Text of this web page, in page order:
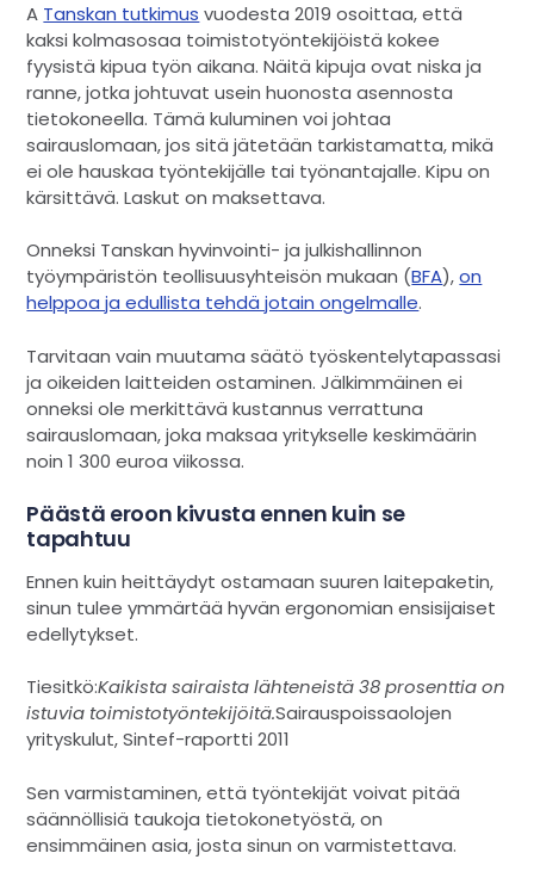
A Tanskan tutkimus vuodesta 2019 osoittaa, että
kaksi kolmasosaa toimistotyöntekijöistä kokee
fyysistä kipua työn aikana. Näitä kipuja ovat niska ja
ranne, jotka johtuvat usein huonosta asennosta
tietokoneella. Tämä kuluminen voi johtaa
sairauslomaan, jos sitä jätetään tarkistamatta, mikä
ei ole hauskaa työntekijälle tai työnantajalle. Kipu on
kärsittävä. Laskut on maksettava.
Onneksi Tanskan hyvinvointi- ja julkishallinnon
työympäristön teollisuusyhteisön mukaan (BFA),on
helppoa ja edullista tehdä jotain ongelmalle.
Tarvitaan vain muutama säätö työskentelytapassasi
ja oikeiden laitteiden ostaminen. Jälkimmäinen ei
onneksi ole merkittävä kustannus verrattuna
sairauslomaan, joka maksaa yritykselle keskimäärin
noin 1 300 euroa viikossa.
Päästä eroon kivusta ennen kuin se
tapahtuu
Ennen kuin heittäydyt ostamaan suuren laitepaketin,
sinun tulee ymmärtää hyvän ergonomian ensisijaiset
edellytykset.
Tiesitkö:Kaikista sairaista lähteneistä 38 prosenttia on
istuvia toimistotyöntekijöitä.Sairauspoissaolojen
yrityskulut, Sintef-raportti 2011
Sen varmistaminen, että työntekijät voivat pitää
säännöllisiä taukoja tietokonetyöstä, on
ensimmäinen asia, josta sinun on varmistettava.